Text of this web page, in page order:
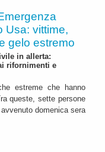
Usa: vittime,
gelo estremo
in allerta:
rifornimenti e
estreme che hanno
queste, sette persone
domenica sera